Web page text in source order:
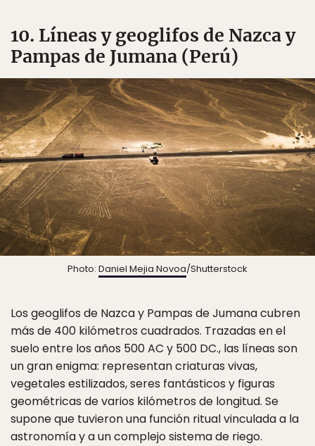
10. Líneas y geoglifos de Nazca y
Pampas de Jumana (Perú)
Photo: Daniel Mejia Novoa/Shutterstock
Los geoglifos de Nazca y Pampas de Jumana cubren
más de 400 kilómetros cuadrados. Trazadas en el
suelo entre los años 500 AC y 500 DC., las líneas son
un gran enigma: representan criaturas vivas,
vegetales estilizados, seres fantásticos y figuras
geométricas de varios kilómetros de longitud. Se
supone que tuvieron una función ritual vinculada a la
astronomía y a un complejo sistema de riego.